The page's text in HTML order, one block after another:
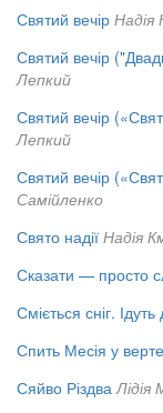
Святий вечір
Святий вечір
Лепкий
Святий вечір
Лепкий
Святий вечір
Самійленко
Свято надії Надія
Сказати — просто
Сміється сніг.
Спить Месія у
Сяйво Різдва Лідія